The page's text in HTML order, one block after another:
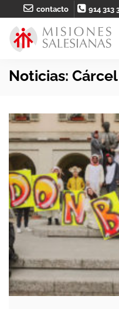
contacto 914 313
Noticias: Cárcel